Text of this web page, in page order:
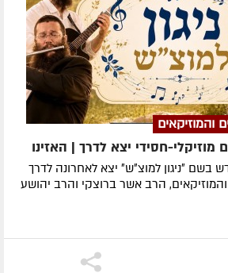
והמוזיקאים
מוזיקלי-חסידי יצא לדרך | האזינו
בשם ״ניגון למוצ״ש״ יצא לאחרונה לדרך
הרב אשר ברוצקי והרב יהושע